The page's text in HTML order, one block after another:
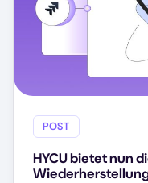
POST
HYCU bietet nun